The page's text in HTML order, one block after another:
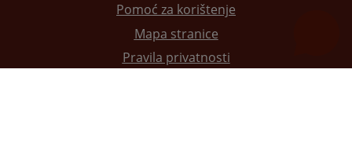
Pomoć za korištenje
Mapa stranice
Pravila privatnosti